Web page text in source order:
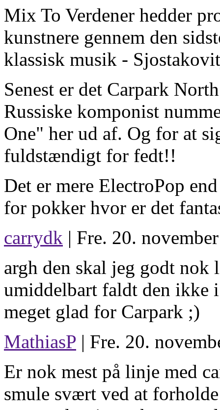
Mix To Verdener hedder
kunstnere gennem den
klassisk musik -
Senest er det Carpark
Russiske komponist
One" her ud af. Og for at
fuldstændigt for fedt!!
Det er mere ElectroPop
for pokker hvor er det
carrydk | Fre. 20.
argh den skal jeg godt
umiddelbart faldt den ikke
meget glad for Carpark ;)
MathiasP | Fre. 20.
Er nok mest på linje med
smule svært ved at